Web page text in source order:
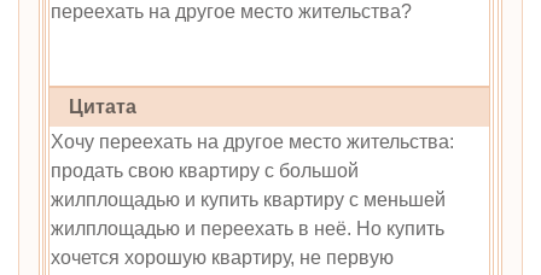
переехать на другое место жительства?
Цитата
Хочу переехать на другое место жительства:
продать свою квартиру с большой
жилплощадью и купить квартиру с меньшей
жилплощадью и переехать в неё. Но купить
хочется хорошую квартиру, не первую